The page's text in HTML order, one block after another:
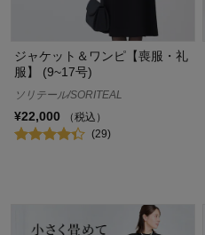
ジャケット＆ワンピ【喪服・礼
服】 (9~17号)
ソリテール/SORITEAL
¥22,000
（税込）
(29)